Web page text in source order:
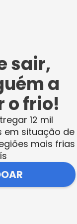
sair,
a
o frio!
12 mil
em situação de
mais frias